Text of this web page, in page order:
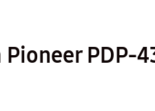
PDP-